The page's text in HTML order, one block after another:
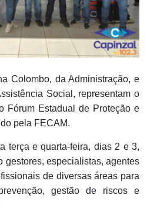
Colombo, da Administração, e
Social, representam o
Fórum Estadual de Proteção e
pela FECAM.
terça e quarta-feira, dias 2 e 3,
gestores, especialistas, agentes
de diversas áreas para
gestão de riscos e